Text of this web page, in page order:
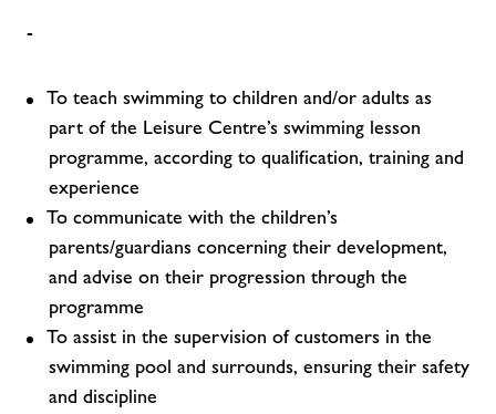
-
To teach swimming to children and/or adults as
part of the Leisure Centre’s swimming lesson
programme, according to qualification, training and
experience
To communicate with the children’s
parents/guardians concerning their development,
and advise on their progression through the
programme
To assist in the supervision of customers in the
swimming pool and surrounds, ensuring their safety
and discipline